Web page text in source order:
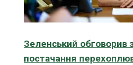
Зеленський обговорив
постачання